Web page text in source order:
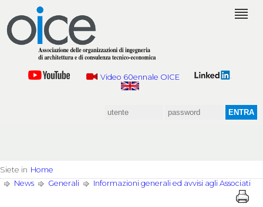
Video 60ennale OICE
Siete in Home
News
Generali Informazioni generali ed avvisi agli Associati